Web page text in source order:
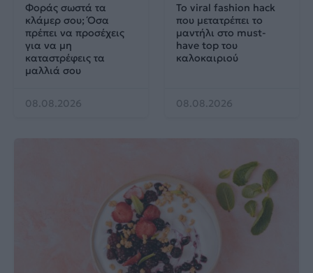
Φοράς σωστά τα
κλάμερ σου; Όσα
πρέπει να προσέχεις
για να μη
καταστρέφεις τα
μαλλιά σου
08.08.2026
Το viral fashion hack
που μετατρέπει το
μαντήλι στο must-
have top του
καλοκαιριού
08.08.2026